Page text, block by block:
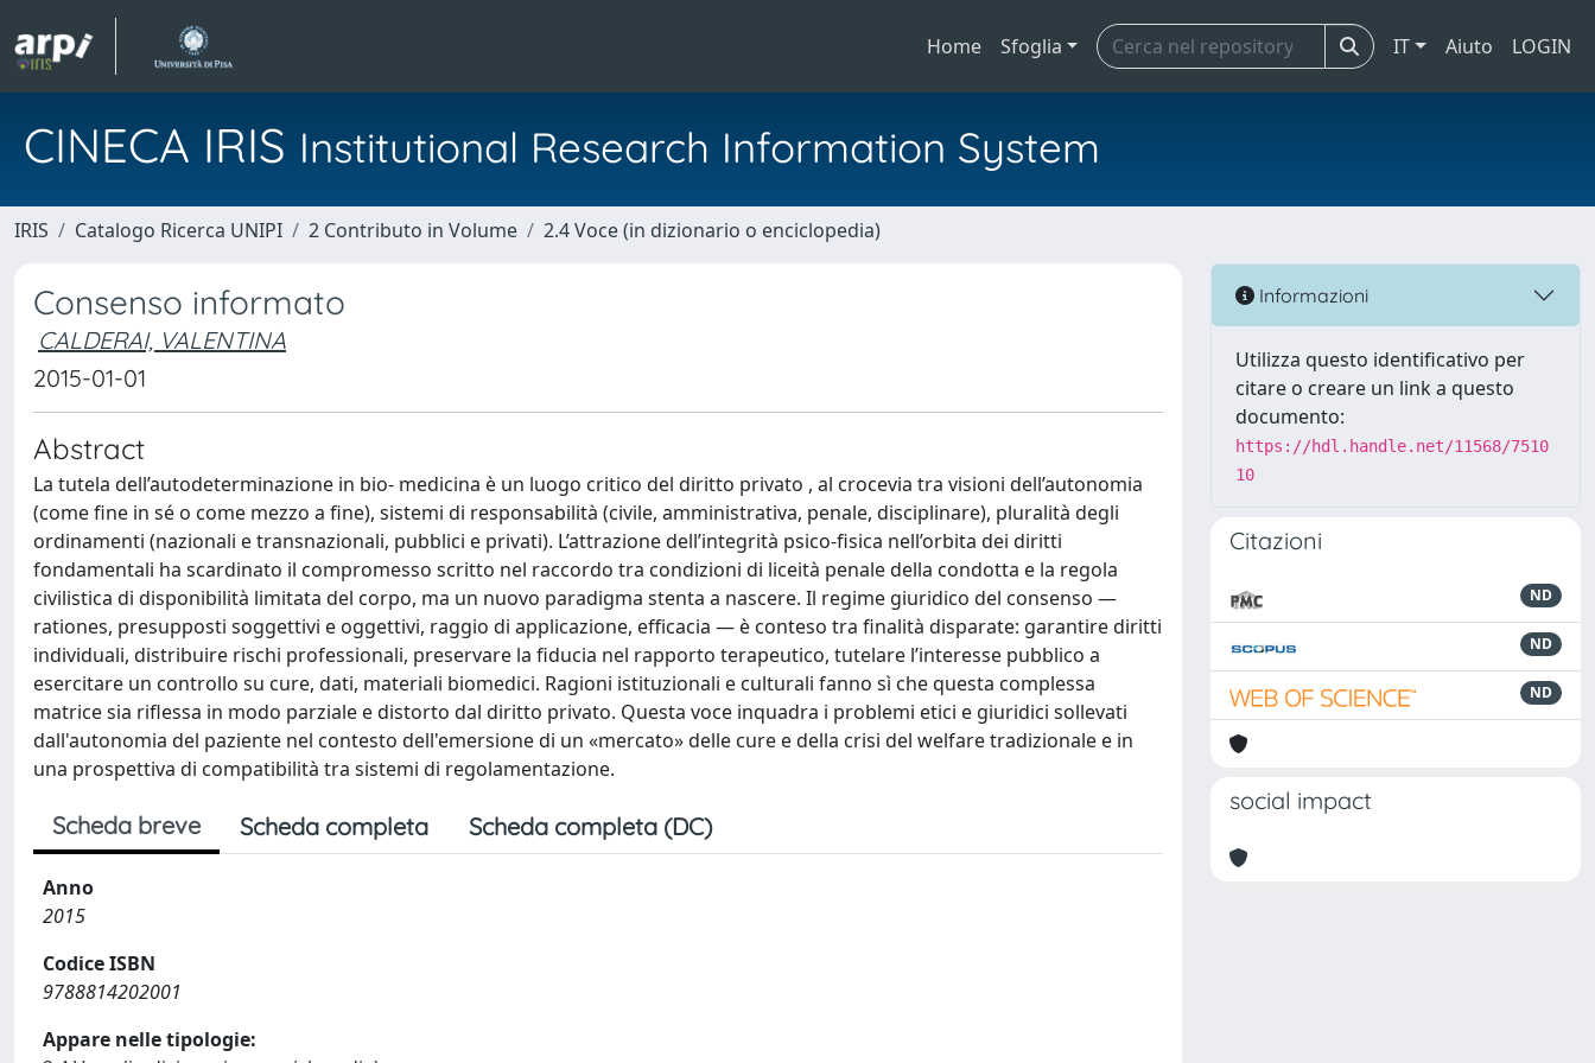
Home Sfoglia IT Aiuto LOGIN
CINECA IRIS Institutional Research Information System
IRIS Catalogo Ricerca UNIPI 2 Contributo in Volume 2.4 Voce (in dizionario o enciclopedia)
Consenso informato
CALDERAI, VALENTINA
2015-01-01
Abstract
La tutela dell’autodeterminazione in bio- medicina è un luogo critico del diritto privato , al crocevia tra visioni dell’autonomia
(come fine in sé o come mezzo a fine), sistemi di responsabilità (civile, amministrativa, penale, disciplinare), pluralità degli
ordinamenti (nazionali e transnazionali, pubblici e privati). L’attrazione dell’integrità psico-fisica nell’orbita dei diritti
fondamentali ha scardinato il compromesso scritto nel raccordo tra condizioni di liceità penale della condotta e la regola
civilistica di disponibilità limitata del corpo, ma un nuovo paradigma stenta a nascere. Il regime giuridico del consenso —
rationes, presupposti soggettivi e oggettivi, raggio di applicazione, efficacia — è conteso tra finalità disparate: garantire diritti
individuali, distribuire rischi professionali, preservare la fiducia nel rapporto terapeutico, tutelare l’interesse pubblico a
esercitare un controllo su cure, dati, materiali biomedici. Ragioni istituzionali e culturali fanno sì che questa complessa
matrice sia riflessa in modo parziale e distorto dal diritto privato. Questa voce inquadra i problemi etici e giuridici sollevati
dall'autonomia del paziente nel contesto dell'emersione di un «mercato» delle cure e della crisi del welfare tradizionale e in
una prospettiva di compatibilità tra sistemi di regolamentazione.
Scheda breve Scheda completa Scheda completa (DC)
Anno
2015
Codice ISBN
9788814202001
Appare nelle tipologie:
Informazioni
Utilizza questo identificativo per
citare o creare un link a questo
documento:
https://hdl.handle.net/11568/7510
10
Citazioni
ND
ND
ND
social impact